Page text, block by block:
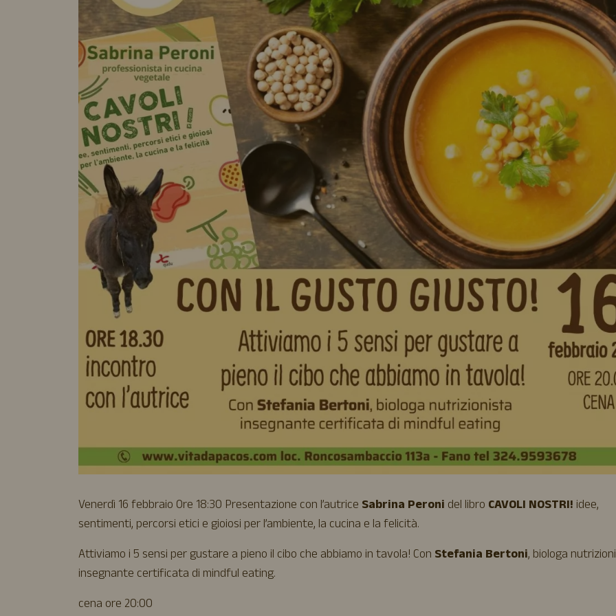
Venerdì 16 febbraio Ore 18:30 Presentazione con l’autrice Sabrina Peroni del libro CAVOLI NOSTRI! idee,
sentimenti, percorsi etici e gioiosi per l’ambiente, la cucina e la felicità.
Attiviamo i 5 sensi per gustare a pieno il cibo che abbiamo in tavola! Con Stefania Bertoni, biologa
insegnante certificata di mindful eating.
cena ore 20:00